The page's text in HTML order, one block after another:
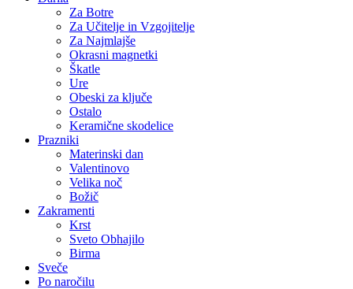
Za Botre
Za Učitelje in Vzgojitelje
Za Najmlajše
Okrasni magnetki
Škatle
Ure
Obeski za ključe
Ostalo
Keramične skodelice
Prazniki
Materinski dan
Valentinovo
Velika noč
Božič
Zakramenti
Krst
Sveto Obhajilo
Birma
Sveče
Po naročilu